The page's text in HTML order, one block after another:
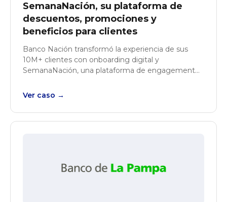
SemanaNación, su plataforma de
descuentos, promociones y
beneficios para clientes
Banco Nación transformó la experiencia de sus
10M+ clientes con onboarding digital y
SemanaNación, una plataforma de engagement
Ver caso →